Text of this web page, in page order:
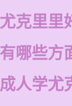
克里里
哪些方
人学尤